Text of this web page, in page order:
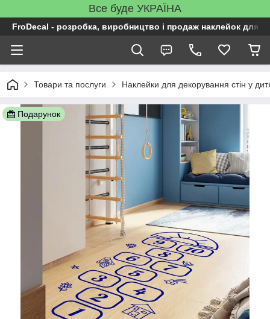
Все буде УКРАЇНА
FroDecal - розробка, виробництво і продаж наклейок для
Товари та послуги Наклейки для декорування стін у
Подарунок